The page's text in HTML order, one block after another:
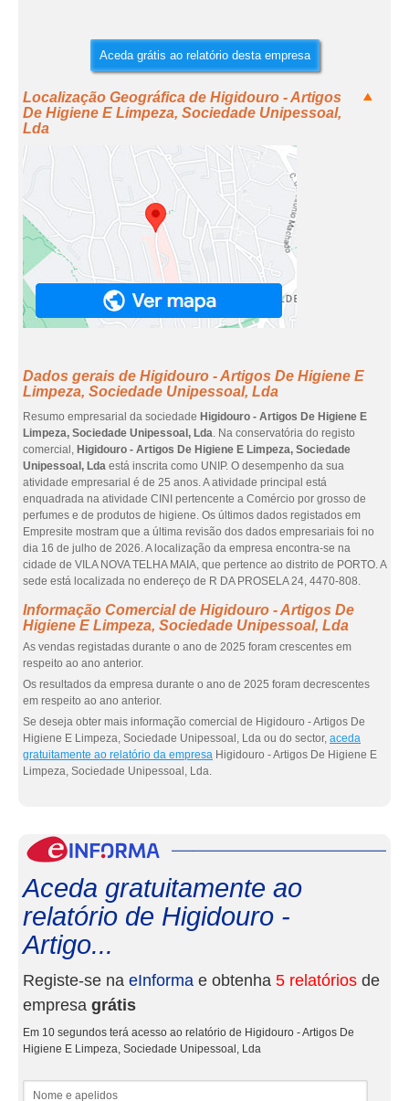
Aceda grátis ao relatório desta empresa
Localização Geográfica de Higidouro - Artigos
De Higiene E Limpeza, Sociedade Unipessoal,
Lda
Dados gerais de Higidouro - Artigos De Higiene E
Limpeza, Sociedade Unipessoal, Lda
Resumo empresarial da sociedade Higidouro - Artigos De Higiene E
Limpeza, Sociedade Unipessoal, Lda. Na conservatória do registo
comercial, Higidouro - Artigos De Higiene E Limpeza, Sociedade
Unipessoal, Lda está inscrita como UNIP. O desempenho da sua
atividade empresarial é de 25 anos. A atividade principal está
enquadrada na atividade CINI pertencente a Comércio por grosso de
perfumes e de produtos de higiene. Os últimos dados registados em
Empresite mostram que a última revisão dos dados empresariais foi no
dia 16 de julho de 2026. A localização da empresa encontra-se na
cidade de VILA NOVA TELHA MAIA, que pertence ao distrito de PORTO. A
sede está localizada no endereço de R DA PROSELA 24, 4470-808.
Informação Comercial de Higidouro - Artigos De
Higiene E Limpeza, Sociedade Unipessoal, Lda
As vendas registadas durante o ano de 2025 foram crescentes em
respeito ao ano anterior.
Os resultados da empresa durante o ano de 2025 foram decrescentes
em respeito ao ano anterior.
Se deseja obter mais informação comercial de Higidouro - Artigos De
Higiene E Limpeza, Sociedade Unipessoal, Lda ou do sector, aceda
gratuitamente ao relatório da empresa Higidouro - Artigos De Higiene E
Limpeza, Sociedade Unipessoal, Lda.
Aceda gratuitamente ao
relatório de Higidouro -
Artigo...
Registe-se na eInforma e obtenha 5 relatórios de
empresa grátis
Em 10 segundos terá acesso ao relatório de Higidouro - Artigos De
Higiene E Limpeza, Sociedade Unipessoal, Lda